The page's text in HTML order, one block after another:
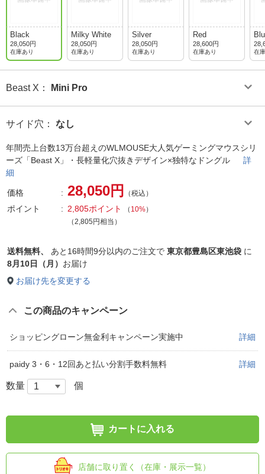
Black
28,050円
在庫あり
Milky White
28,050円
在庫あり
Silver
28,050円
在庫あり
Red
28,600円
在庫あり 在
Beast X ： Mini Pro
サイド穴 ： なし
年間売上台数13万台超えのWLMOUSE大人気ゲーミングマウスシリ
ーズ「Beast X」・長軽量化穴抜きデザイン×独特なドングル 詳
細
価格 28,050円 （税込）
ポイント 2,805ポイント （ 10%）
（2,805円相当）
送料無料、 あと 16時間9分以内のご注文で 東京都豊島区東池袋 に
8月10日（月） お届け
お届け先を変更する
この商品のキャンペーン
ショッピングローン無金利キャンペーン実施中 詳細
paidy 3・6・12回あと払い分割手数料無料 詳細
数量 個
カートに入れる
店舗に取り置く（在庫・展示一覧）